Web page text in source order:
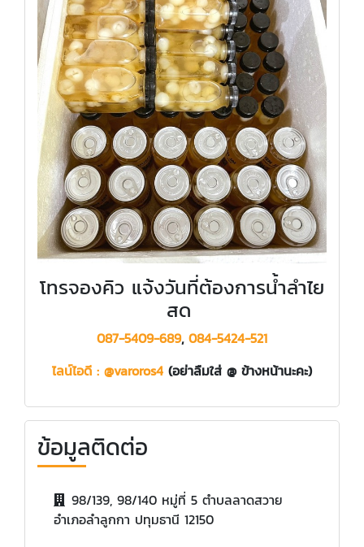
โทรจองคิว แจ้งวันที่ต้องการน้ำลำไย
สด
087-5409-689, 084-5424-521
ไลน์ไอดี : @varoros4 (อย่าลืมใส่ @ ข้างหน้านะคะ)
ข้อมูลติดต่อ
98/139, 98/140 หมู่ที่ 5 ตำบลลาดสวาย
อำเภอลำลูกกา ปทุมธานี 12150